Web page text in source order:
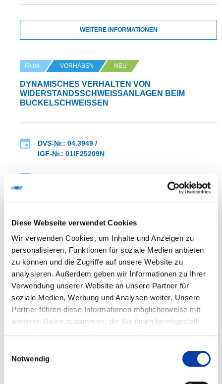
Diese Webseite verwendet Cookies
Wir verwenden Cookies, um Inhalte und Anzeigen zu
personalisieren, Funktionen für soziale Medien anbieten
zu können und die Zugriffe auf unsere Website zu
analysieren. Außerdem geben wir Informationen zu Ihrer
Verwendung unserer Website an unsere Partner für
soziale Medien, Werbung und Analysen weiter. Unsere
Partner führen diese Informationen möglicherweise mit
weiteren Daten zusammen, die Sie ihnen bereitgestellt
Notwendig
WEITERE INFORMATIONEN
FA 04 VORHABEN NEU
DYNAMISCHES VERHALTEN VON
WIDERSTANDSSCHWEISSANLAGEN BEIM B
UCKELSCHWEISSEN
DVS-Nr.: 04.3949 /
IGF-Nr.: 01IF25209N
FA 04 ERGEBNIS
ENTWICKLUNG EINER
ANWENDUNGSORIENTIERTEN
PROZESSSTRATEGIE ZUM
WIDERSTANDSPUNKTSCHWEISSEN VON 7000ER-A
LUMINIUMLEGIERUNGEN
DVS-Nr.: 04.3740 /